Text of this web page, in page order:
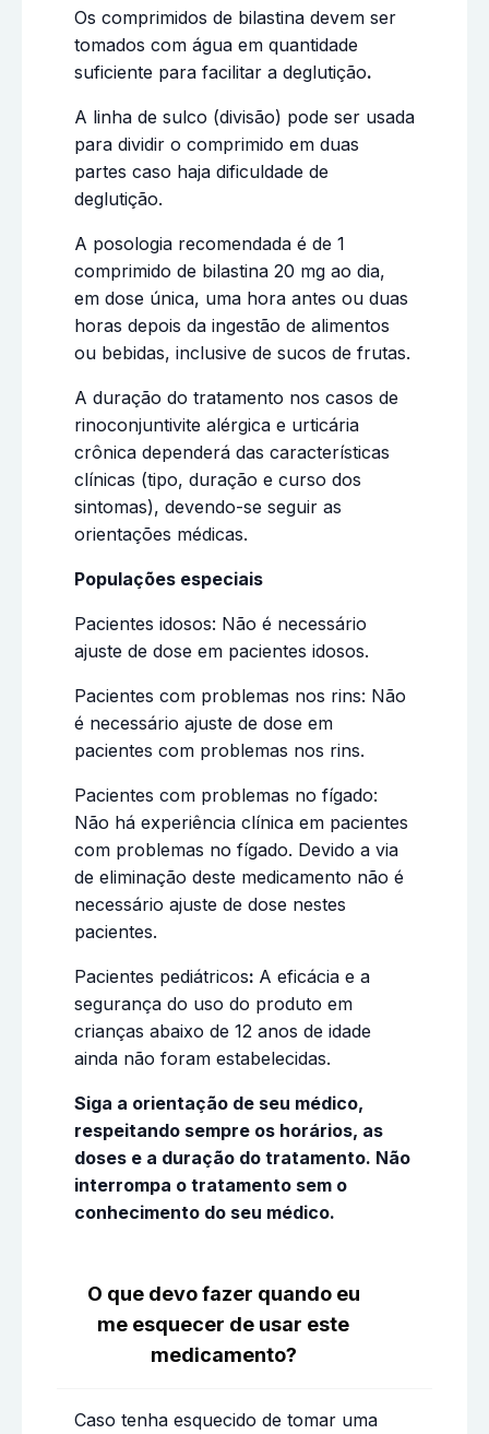
Os comprimidos de bilastina devem ser
tomados com água em quantidade
suficiente para facilitar a deglutição.
A linha de sulco (divisão) pode ser usada
para dividir o comprimido em duas
partes caso haja dificuldade de
deglutição.
A posologia recomendada é de 1
comprimido de bilastina 20 mg ao dia,
em dose única, uma hora antes ou duas
horas depois da ingestão de alimentos
ou bebidas, inclusive de sucos de frutas.
A duração do tratamento nos casos de
rinoconjuntivite alérgica e urticária
crônica dependerá das características
clínicas (tipo, duração e curso dos
sintomas), devendo-se seguir as
orientações médicas.
Populações especiais
Pacientes idosos: Não é necessário
ajuste de dose em pacientes idosos.
Pacientes com problemas nos rins: Não
é necessário ajuste de dose em
pacientes com problemas nos rins.
Pacientes com problemas no fígado:
Não há experiência clínica em pacientes
com problemas no fígado. Devido a via
de eliminação deste medicamento não é
necessário ajuste de dose nestes
pacientes.
Pacientes pediátricos: A eficácia e a
segurança do uso do produto em
crianças abaixo de 12 anos de idade
ainda não foram estabelecidas.
Siga a orientação de seu médico,
respeitando sempre os horários, as
doses e a duração do tratamento. Não
interrompa o tratamento sem o
conhecimento do seu médico.
O que devo fazer quando eu
me esquecer de usar este
medicamento?
Caso tenha esquecido de tomar uma